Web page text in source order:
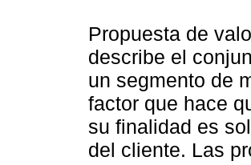
Propuesta de
describe el
un segmento de
factor que hace
su finalidad es
del cliente. Las